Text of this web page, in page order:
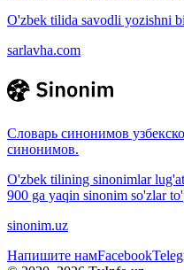
O'zbek tilida savodli yozishni
sarlavha.com
Словарь синонимов
синонимов.
O'zbek tilining sinonimlar
900 ga yaqin sinonim so'zlar
sinonim.uz
Напишите намFacebook